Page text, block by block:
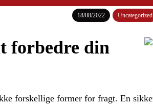
18/08/2022 Uncategorized
forbedre din
forskellige former for fragt. En